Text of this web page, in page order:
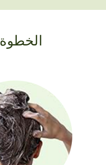
الخطوة 2